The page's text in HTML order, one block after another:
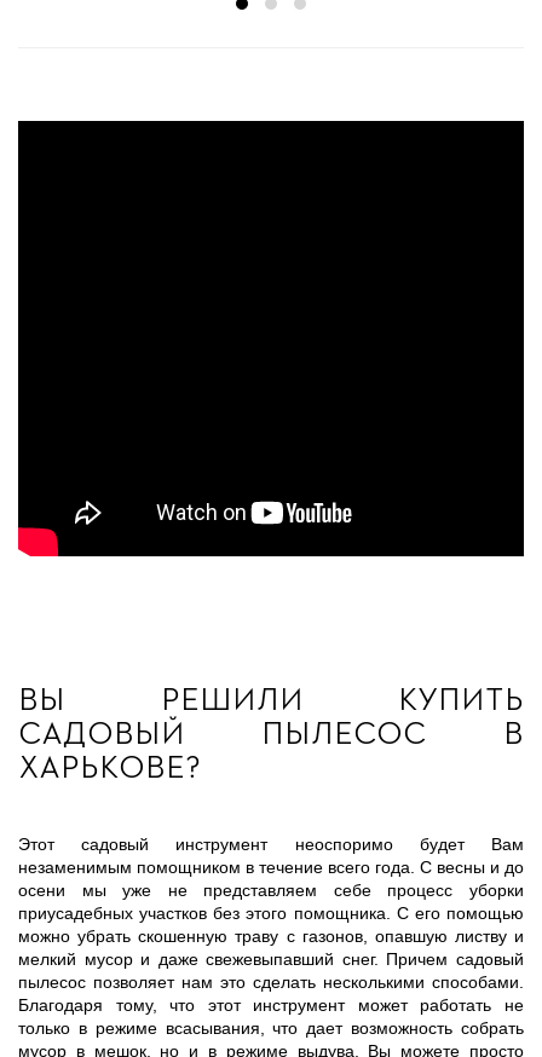
Вы решили купить
садовый пылесос в
Харькове?
Этот садовый инструмент неоспоримо будет Вам
незаменимым помощником в течение всего года. С весны и до
осени мы уже не представляем себе процесс уборки
приусадебных участков без этого помощника. С его помощью
можно убрать скошенную траву с газонов, опавшую листву и
мелкий мусор и даже свежевыпавший снег. Причем садовый
пылесос позволяет нам это сделать несколькими способами.
Благодаря тому, что этот инструмент может работать не
только в режиме всасывания, что дает возможность собрать
мусор в мешок, но и в режиме выдува, Вы можете просто